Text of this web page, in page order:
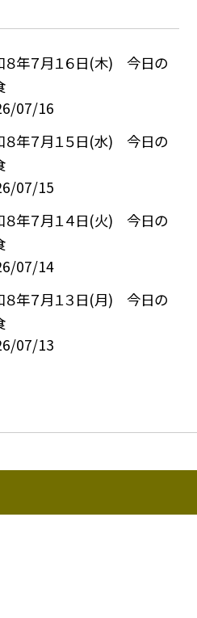
８年７月１６日(木) 今日の
07/16
８年７月１５日(水) 今日の
07/15
８年７月１４日(火) 今日の
07/14
８年７月１３日(月) 今日の
07/13